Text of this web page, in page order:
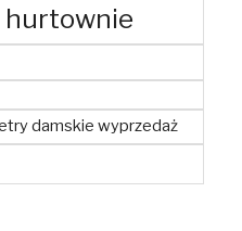
hurtownie
damskie wyprzedaż